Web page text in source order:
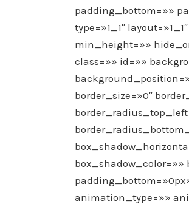
padding_bottom=»»
type=»1_1″
min_height=»»
class=»» id=»»
border_size=»0″
animation_type=»»